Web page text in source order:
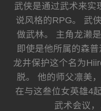
武侠是通过武术来实
说风格的RPG。 武
做武林。 主角龙濑
即使是他所属的森
龙井保护这个名为
脱。 他的师父凛美
在与这叁位女英雄4
武术会议，